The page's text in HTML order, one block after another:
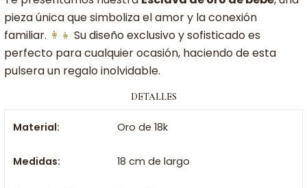
pieza única que simboliza el amor y la conexión
familiar. 👩‍👧 Su diseño exclusivo y sofisticado es
perfecto para cualquier ocasión, haciendo de esta
pulsera un regalo inolvidable.
DETALLES
Material: Oro de 18k
Medidas: 18 cm de largo